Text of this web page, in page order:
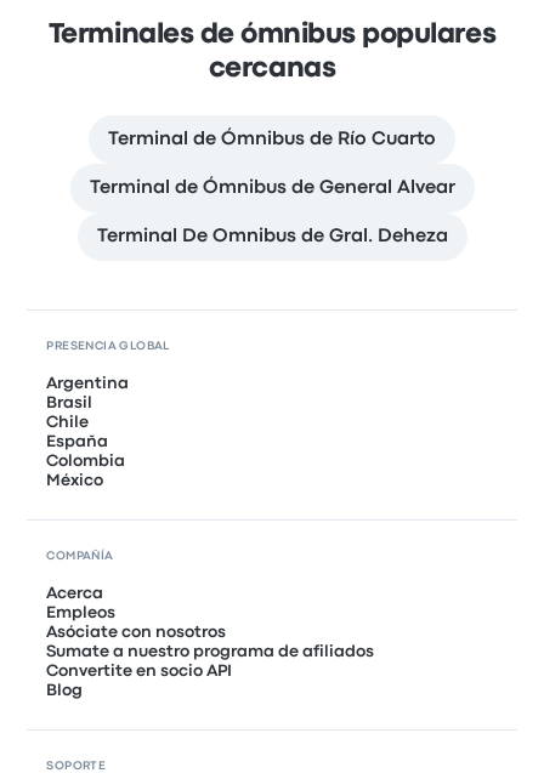
Terminales de ómnibus populares
cercanas
Terminal de Ómnibus de Río Cuarto
Terminal de Ómnibus de General Alvear
Terminal De Omnibus de Gral. Deheza
PRESENCIA GLOBAL
Argentina
Brasil
Chile
España
Colombia
México
COMPAÑÍA
Acerca
Empleos
Asóciate con nosotros
Sumate a nuestro programa de afiliados
Convertite en socio API
Blog
SOPORTE